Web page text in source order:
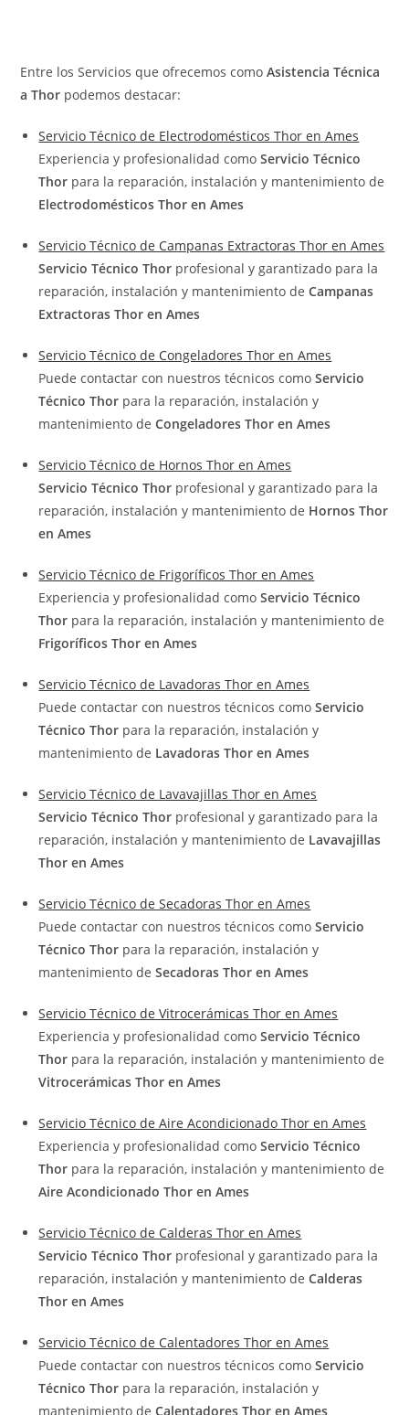
Entre los Servicios que ofrecemos comoAsistencia Técnica
a Thor podemos destacar:
Servicio Técnico de Electrodomésticos Thor en Ames
Experiencia y profesionalidad comoServicio Técnico
Thor para la reparación, instalación y mantenimiento de
Electrodomésticos Thor en Ames
Servicio Técnico de Campanas Extractoras Thor en Ames
Servicio Técnico Thor profesional y garantizado para la
reparación, instalación y mantenimiento deCampanas
Extractoras Thor en Ames
Servicio Técnico de Congeladores Thor en Ames
Puede contactar con nuestros técnicos como Servicio
Técnico Thor para la reparación, instalación y
mantenimiento deCongeladores Thor en Ames
Servicio Técnico de Hornos Thor en Ames
Servicio Técnico Thor profesional y garantizado para la
reparación, instalación y mantenimiento de Hornos Thor
en Ames
Servicio Técnico de Frigoríficos Thor en Ames
Experiencia y profesionalidad comoServicio Técnico
Thor para la reparación, instalación y mantenimiento de
Frigoríficos Thor en Ames
Servicio Técnico de Lavadoras Thor en Ames
Puede contactar con nuestros técnicos comoServicio
Técnico Thor para la reparación, instalación y
mantenimiento de Lavadoras Thor en Ames
Servicio Técnico de Lavavajillas Thor en Ames
Servicio Técnico Thor profesional y garantizado para la
reparación, instalación y mantenimiento de Lavavajillas
Thor en Ames
Servicio Técnico de Secadoras Thor en Ames
Puede contactar con nuestros técnicos comoServicio
Técnico Thor para la reparación, instalación y
mantenimiento deSecadoras Thor en Ames
Servicio Técnico de Vitrocerámicas Thor en Ames
Experiencia y profesionalidad comoServicio Técnico
Thor para la reparación, instalación y mantenimiento de
Vitrocerámicas Thor en Ames
Servicio Técnico de Aire Acondicionado Thor en Ames
Experiencia y profesionalidad comoServicio Técnico
Thor para la reparación, instalación y mantenimiento de
Aire Acondicionado Thor en Ames
Servicio Técnico de Calderas Thor en Ames
Servicio Técnico Thor profesional y garantizado para la
reparación, instalación y mantenimiento deCalderas
Thor en Ames
Servicio Técnico de Calentadores Thor en Ames
Puede contactar con nuestros técnicos comoServicio
Técnico Thor para la reparación, instalación y
mantenimiento deCalentadores Thor en Ames